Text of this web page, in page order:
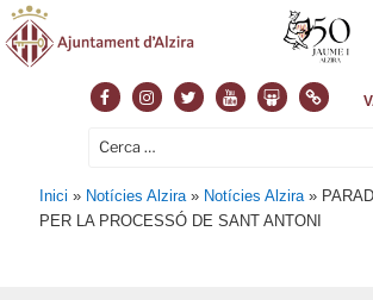
FacebookInstagram
TwitterYoutubeSlideshare
Normas
Cerca:
Inici » Notícies Alzira » Notícies Alzira »
PER LA PROCESSÓ DE SANT ANTONI